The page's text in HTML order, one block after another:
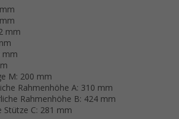
mm
mm
M: 200 mm
Rahmenhöhe A: 310 mm
Rahmenhöhe B: 424 mm
Stütze C: 281 mm